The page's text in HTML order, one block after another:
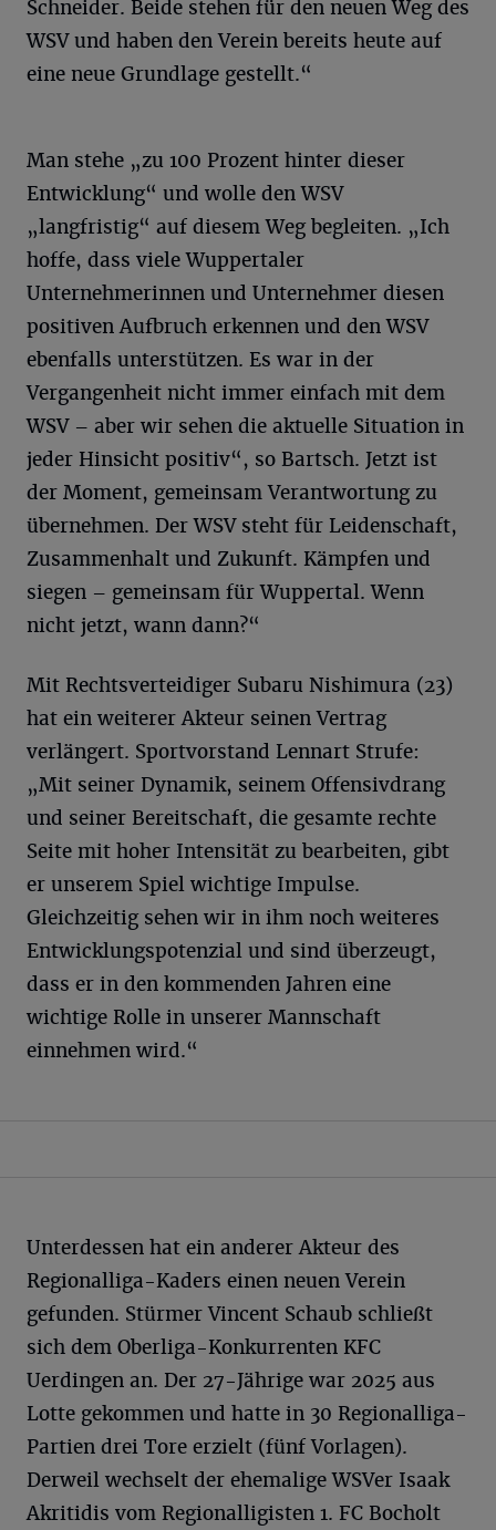
Schneider. Beide stehen für den neuen Weg des
WSV und haben den Verein bereits heute auf
eine neue Grundlage gestellt.“
Man stehe „zu 100 Prozent hinter dieser
Entwicklung“ und wolle den WSV
„langfristig“ auf diesem Weg begleiten. „Ich
hoffe, dass viele Wuppertaler
Unternehmerinnen und Unternehmer diesen
positiven Aufbruch erkennen und den WSV
ebenfalls unterstützen. Es war in der
Vergangenheit nicht immer einfach mit dem
WSV – aber wir sehen die aktuelle Situation in
jeder Hinsicht positiv“, so Bartsch. Jetzt ist
der Moment, gemeinsam Verantwortung zu
übernehmen. Der WSV steht für Leidenschaft,
Zusammenhalt und Zukunft. Kämpfen und
siegen – gemeinsam für Wuppertal. Wenn
nicht jetzt, wann dann?“
Mit Rechtsverteidiger Subaru Nishimura (23)
hat ein weiterer Akteur seinen Vertrag
verlängert. Sportvorstand Lennart Strufe:
„Mit seiner Dynamik, seinem Offensivdrang
und seiner Bereitschaft, die gesamte rechte
Seite mit hoher Intensität zu bearbeiten, gibt
er unserem Spiel wichtige Impulse.
Gleichzeitig sehen wir in ihm noch weiteres
Entwicklungspotenzial und sind überzeugt,
dass er in den kommenden Jahren eine
wichtige Rolle in unserer Mannschaft
einnehmen wird.“
Unterdessen hat ein anderer Akteur des
Regionalliga-Kaders einen neuen Verein
gefunden. Stürmer Vincent Schaub schließt
sich dem Oberliga-Konkurrenten KFC
Uerdingen an. Der 27-Jährige war 2025 aus
Lotte gekommen und hatte in 30 Regionalliga-
Partien drei Tore erzielt (fünf Vorlagen).
Derweil wechselt der ehemalige WSVer Isaak
Akritidis vom Regionalligisten 1. FC Bocholt